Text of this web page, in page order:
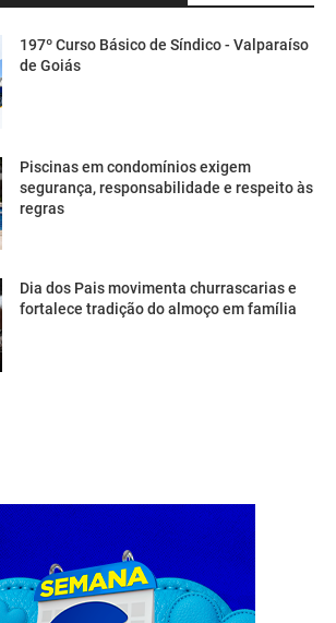
197º Curso Básico de Síndico - Valparaíso
de Goiás
Piscinas em condomínios exigem
segurança, responsabilidade e respeito às
regras
Dia dos Pais movimenta churrascarias e
fortalece tradição do almoço em família